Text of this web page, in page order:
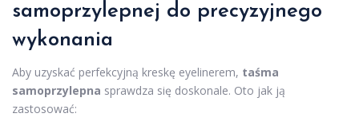
samoprzylepnej do precyzyjnego
wykonania
Aby uzyskać perfekcyjną kreskę eyelinerem, taśma
samoprzylepna sprawdza się doskonale. Oto jak ją
zastosować: